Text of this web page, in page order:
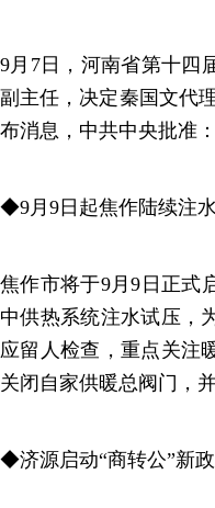
9月7日，河南省第十四
副主任，决定秦国文代
布消息，中共中央批准
◆9月9日起焦作陆续注
焦作市将于9月9日正式
中供热系统注水试压，
应留人检查，重点关注
关闭自家供暖总阀门，
◆济源启动“商转公”新政